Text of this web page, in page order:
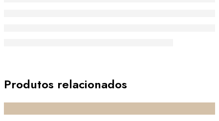
Produtos relacionados